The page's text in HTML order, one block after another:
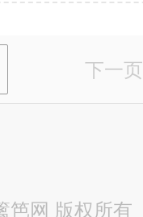
下一页
笆网 版权所有